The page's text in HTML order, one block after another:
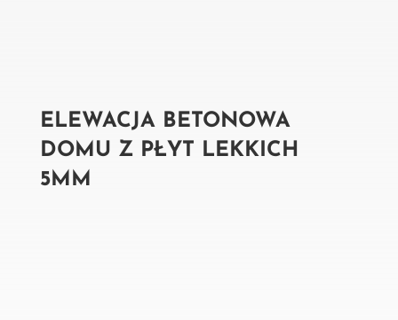
ELEWACJA BETONOWA
DOMU Z PŁYT LEKKICH
5MM